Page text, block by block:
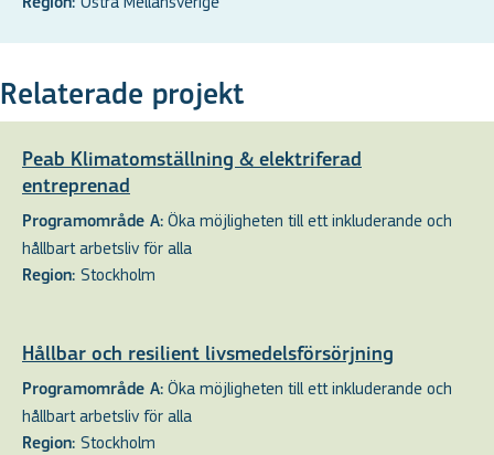
Relaterade projekt
Peab Klimatomställning & elektriferad
entreprenad
Programområde A: Öka möjligheten till ett inkluderande och
hållbart arbetsliv för alla
Region: Stockholm
Hållbar och resilient livsmedelsförsörjning
Programområde A: Öka möjligheten till ett inkluderande och
hållbart arbetsliv för alla
Region: Stockholm